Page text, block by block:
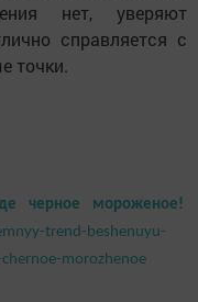
нет, уверяют
справляется с
точки.
черное мороженое!
trend-beshenuyu-
morozhenoe